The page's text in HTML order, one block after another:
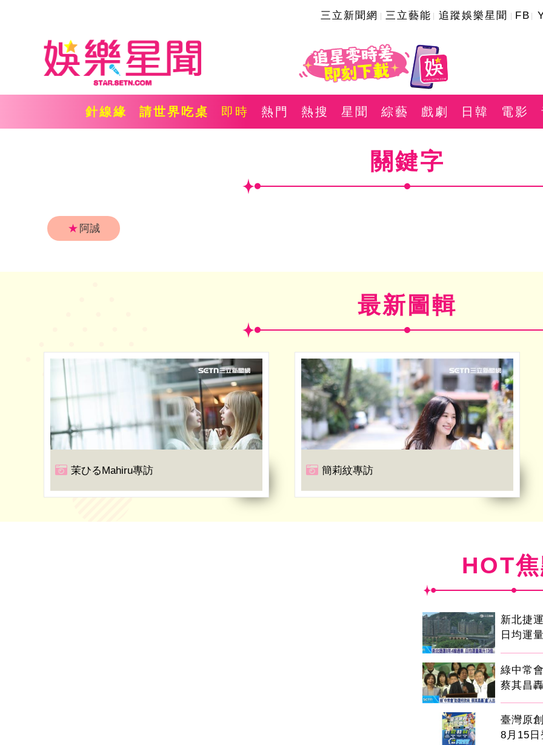
三立新聞網 三立藝能 追蹤娛樂星聞 FB
針線緣 請世界吃桌 即時 熱門 熱搜 星聞 綜藝 戲劇 日韓 電影
關鍵字
★ 阿誠
最新圖輯
茉ひるMahiru專訪 簡莉紋專訪
HOT
新北捷
日均運
綠中常
蔡其昌
臺灣原
8月15